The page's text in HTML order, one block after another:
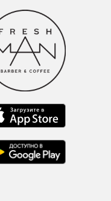
Мобильное
приложение
FRESHMAN
в
Google
Play
Мобильное
приложение
загрузить
в
Мобильное
приложение